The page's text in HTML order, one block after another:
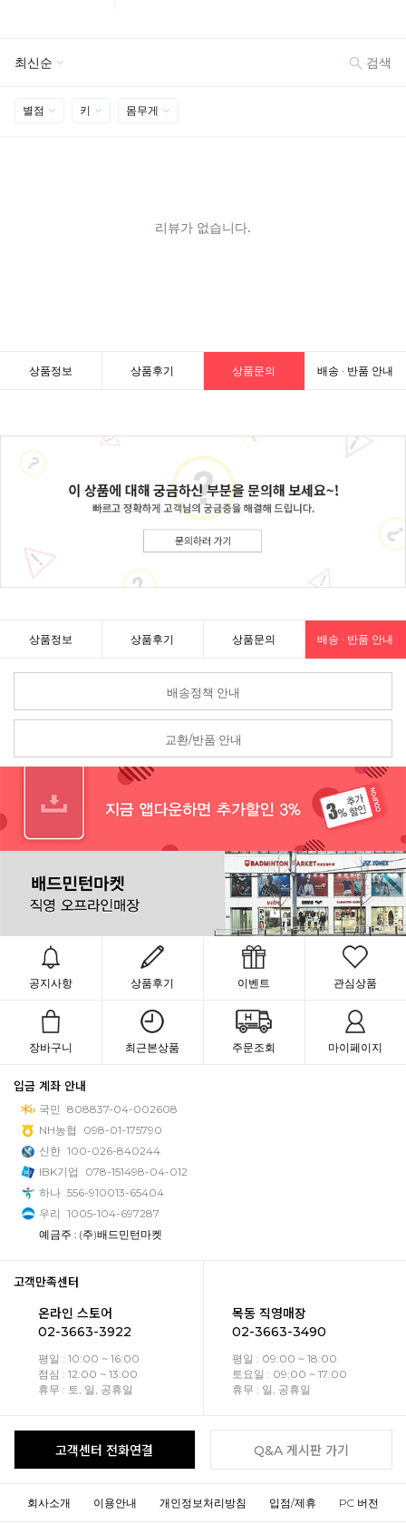
상품정보 상품후기 상품문의 배송 · 반품 안내
상품정보 상품후기 상품문의 배송 · 반품 안내
배송정책 안내
교환/반품 안내
공지사항 상품후기 이벤트 관심상품
장바구니 최근본상품 주문조회 마이페이지
입금 계좌 안내
국민 808837-04-002608
NH농협
098-01-175790
신한 100-026-840244
IBK기업
078-151498-04-012
하나 556-910013-65404
우리 1005-104-697287
예금주 : (주)배드민턴마켓
고객만족센터
온라인 스토어
02-3663-3922
평일 : 10:00 ~ 16:00
점심 : 12:00 ~ 13:00
휴무 : 토, 일, 공휴일
목동 직영매장
02-3663-3490
평일 : 09:00 ~ 18:00
토요일 : 09:00 ~ 17:00
휴무 : 일, 공휴일
고객센터 전화연결 Q&A 게시판 가기
회사소개 이용안내 개인정보처리방침 입점/제휴 PC 버전